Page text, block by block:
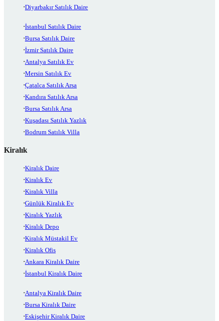
Diyarbakır Satılık Daire
İstanbul Satılık Daire
Bursa Satılık Daire
İzmir Satılık Daire
Antalya Satılık Ev
Mersin Satılık Ev
Çatalca Satılık Arsa
Kandıra Satılık Arsa
Bursa Satılık Arsa
Kuşadası Satılık Yazlık
Bodrum Satılık Villa
Kiralık
Kiralık Daire
Kiralık Ev
Kiralık Villa
Günlük Kiralık Ev
Kiralık Yazlık
Kiralık Depo
Kiralık Müstakil Ev
Kiralık Ofis
Ankara Kiralık Daire
İstanbul Kiralık Daire
Antalya Kiralık Daire
Bursa Kiralık Daire
Eskişehir Kiralık Daire